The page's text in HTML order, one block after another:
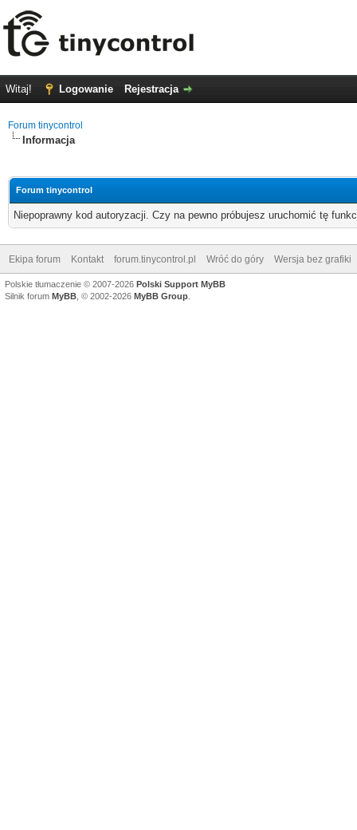
Witaj! Logowanie Rejestracja
Forum tinycontrol
Informacja
Forum tinycontrol
Niepoprawny kod autoryzacji. Czy na pewno próbujesz uruchomić tę
Ekipa forum Kontakt forum.tinycontrol.pl Wróć do góry Wersja bez grafiki
Polskie tłumaczenie © 2007-2026 Polski Support MyBB
Silnik forum MyBB , © 2002-2026 MyBB Group